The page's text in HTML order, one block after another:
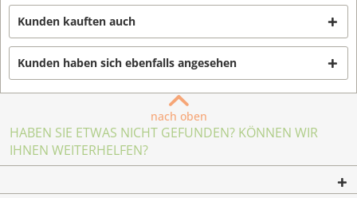
Kunden kauften auch
Kunden haben sich ebenfalls angesehen
nach oben
HABEN SIE ETWAS NICHT GEFUNDEN? KÖNNEN WIR
IHNEN WEITERHELFEN?